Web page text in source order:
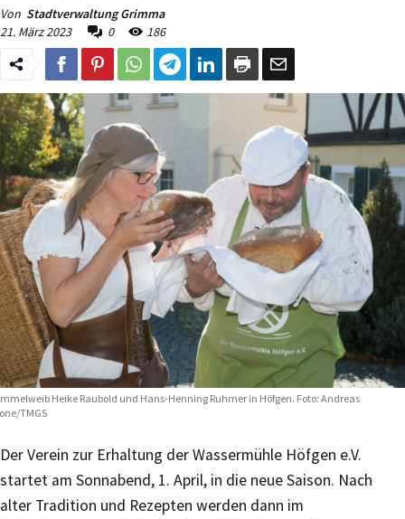
Von Stadtverwaltung Grimma
21. März 2023
0 186
Heike Raubold und Hans-Henning Ruhmer in Höfgen. Foto: Andreas
TMGS
Der Verein zur Erhaltung der Wassermühle Höfgen e.V.
startet am Sonnabend, 1. April, in die neue Saison. Nach
alter Tradition und Rezepten werden dann im